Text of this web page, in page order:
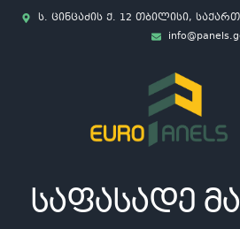
ს. ცინცაძის ქ. 12 თბილისი,
ᲡᲐᲤᲐᲡᲐᲓᲔ